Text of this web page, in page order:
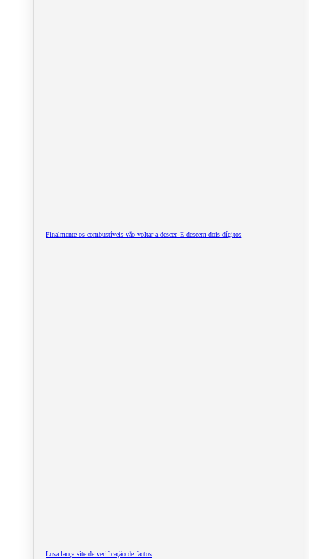
Finalmente os combustíveis vão voltar a descer. E descem dois dígitos
Lusa lança site de verificação de factos